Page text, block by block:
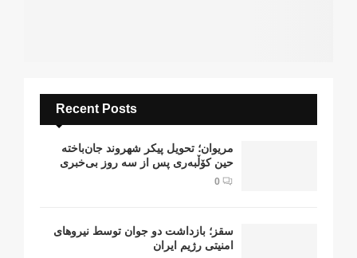
Recent Posts
مریوان؛ تحویل پیکر شهروند جان‌باخته
حین کۆڵبەری پس از سە روز بی‌خبری
0
سقز؛ بازداشت دو جوان توسط نیروهای
امنیتی رژیم ایران